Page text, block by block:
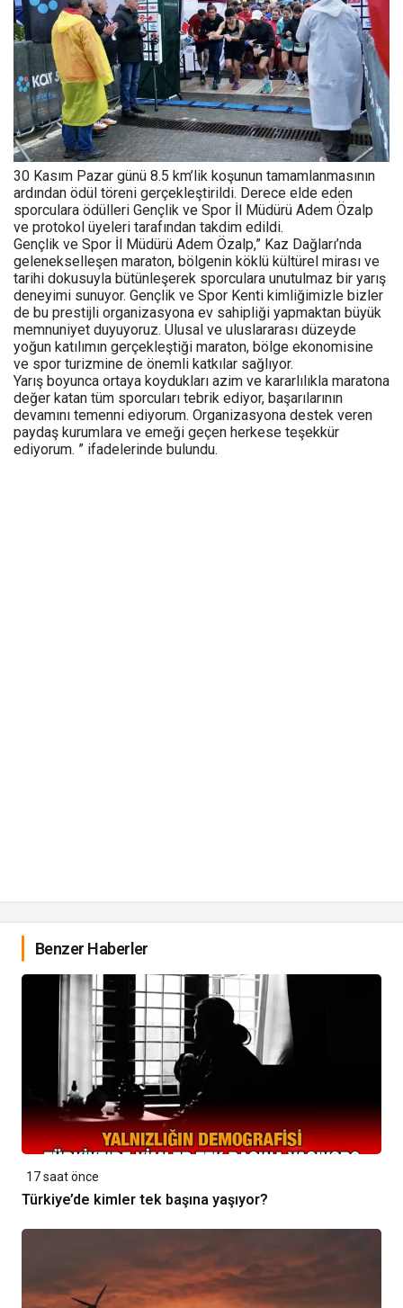
30 Kasım Pazar günü 8.5 km’lik koşunun tamamlanmasının
ardından ödül töreni gerçekleştirildi. Derece elde eden
sporculara ödülleri Gençlik ve Spor İl Müdürü Adem Özalp
ve protokol üyeleri tarafından takdim edildi.
Gençlik ve Spor İl Müdürü Adem Özalp,” Kaz Dağları’nda
gelenekselleşen maraton, bölgenin köklü kültürel mirası ve
tarihi dokusuyla bütünleşerek sporculara unutulmaz bir yarış
deneyimi sunuyor. Gençlik ve Spor Kenti kimliğimizle bizler
de bu prestijli organizasyona ev sahipliği yapmaktan büyük
memnuniyet duyuyoruz. Ulusal ve uluslararası düzeyde
yoğun katılımın gerçekleştiği maraton, bölge ekonomisine
ve spor turizmine de önemli katkılar sağlıyor.
Yarış boyunca ortaya koydukları azim ve kararlılıkla maratona
değer katan tüm sporcuları tebrik ediyor, başarılarının
devamını temenni ediyorum. Organizasyona destek veren
paydaş kurumlara ve emeği geçen herkese teşekkür
ediyorum. ” ifadelerinde bulundu.
Benzer Haberler
17 saat önce
Türkiye’de kimler tek başına yaşıyor?